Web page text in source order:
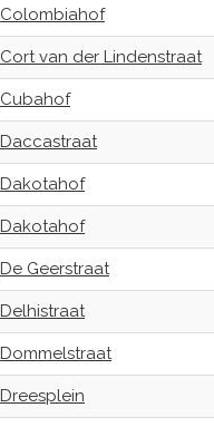
Colombiahof
Cort van der Lindenstraat
Cubahof
Daccastraat
Dakotahof
Dakotahof
De Geerstraat
Delhistraat
Dommelstraat
Dreesplein